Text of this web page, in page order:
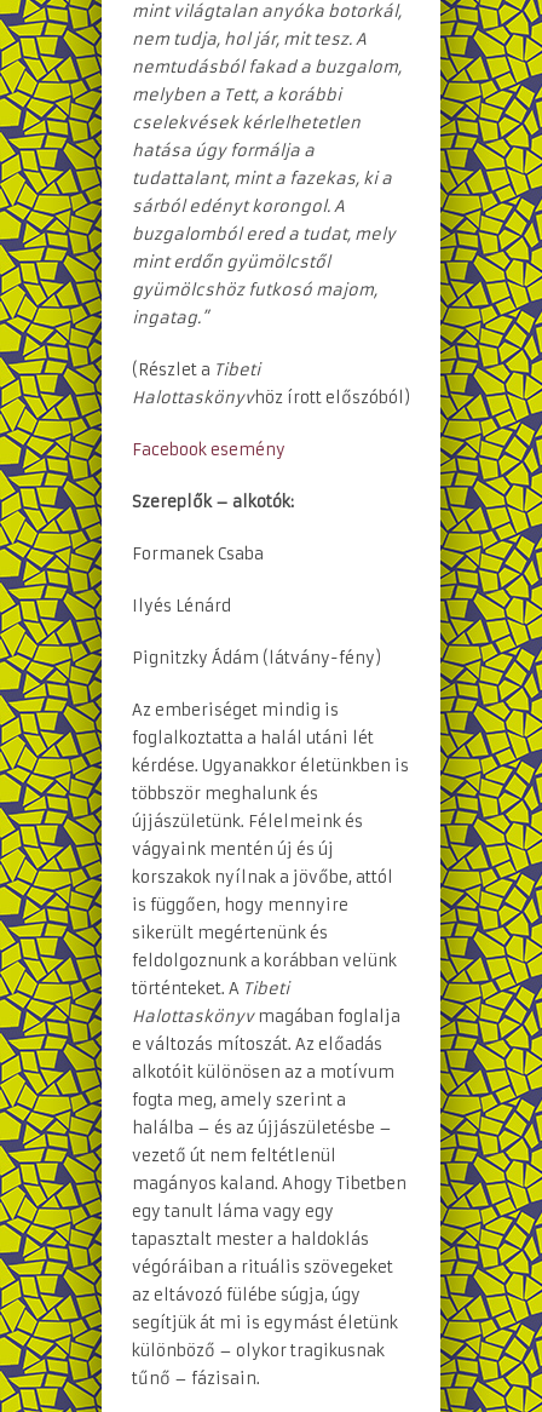
mint világtalan anyóka botorkál,
nem tudja, hol jár, mit tesz. A
nemtudásból fakad a buzgalom,
melyben a Tett, a korábbi
cselekvések kérlelhetetlen
hatása úgy formálja a
tudattalant, mint a fazekas, ki a
sárból edényt korongol. A
buzgalomból ered a tudat, mely
mint erdőn gyümölcstől
gyümölcshöz futkosó majom,
ingatag.”
(Részlet a Tibeti
Halottaskönyvhöz írott előszóból)
Facebook esemény
Szereplők – alkotók:
Formanek Csaba
Ilyés Lénárd
Pignitzky Ádám (látvány-fény)
Az emberiséget mindig is
foglalkoztatta a halál utáni lét
kérdése. Ugyanakkor életünkben is
többször meghalunk és
újjászületünk. Félelmeink és
vágyaink mentén új és új
korszakok nyílnak a jövőbe, attól
is függően, hogy mennyire
sikerült megértenünk és
feldolgoznunk a korábban velünk
történteket. A Tibeti
Halottaskönyvmagában foglalja
e változás mítoszát. Az előadás
alkotóit különösen az a motívum
fogta meg, amely szerint a
halálba – és az újjászületésbe –
vezető út nem feltétlenül
magányos kaland. Ahogy Tibetben
egy tanult láma vagy egy
tapasztalt mester a haldoklás
végóráiban a rituális szövegeket
az eltávozó fülébe súgja, úgy
segítjük át mi is egymást életünk
különböző – olykor tragikusnak
tűnő – fázisain.